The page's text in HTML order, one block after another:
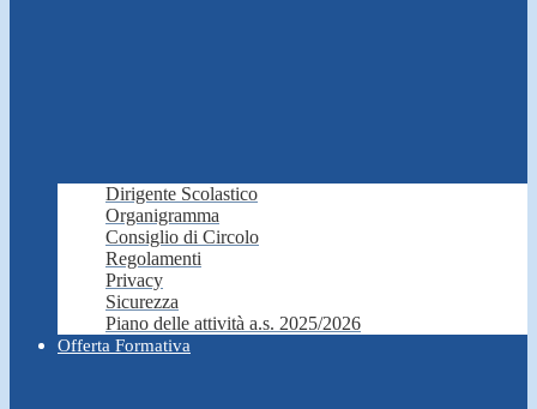
Dirigente Scolastico
Organigramma
Consiglio di Circolo
Regolamenti
Privacy
Sicurezza
Piano delle attività a.s. 2025/2026
Offerta Formativa